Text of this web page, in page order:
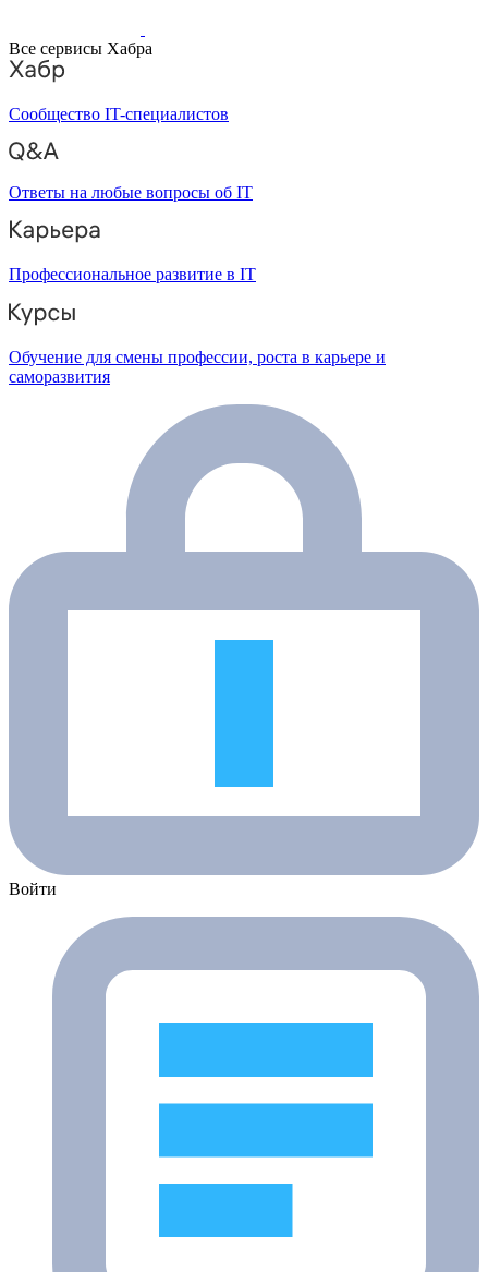
Все сервисы Хабра
Сообщество IT-специалистов
Ответы на любые вопросы об IT
Профессиональное развитие в IT
Обучение для смены профессии, роста в карьере и
саморазвития
Войти